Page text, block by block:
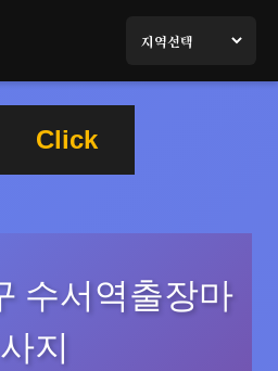
Click
수서역출장마
사지